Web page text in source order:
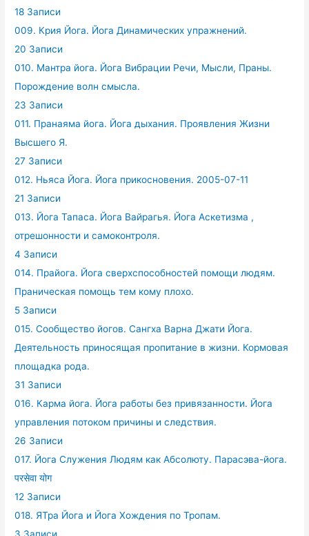
18 Записи
009. Крия Йога. Йога Динамических упражнений.
20 Записи
010. Мантра йога. Йога Вибрации Речи, Мысли, Праны.
Порождение волн смысла.
23 Записи
011. Пранаяма йога. Йога дыхания. Проявления Жизни
Высшего Я.
27 Записи
012. Ньяса Йога. Йога прикосновения. 2005-07-11
21 Записи
013. Йога Тапаса. Йога Вайрагья. Йога Аскетизма ,
отрешонности и самоконтроля.
4 Записи
014. Прайога. Йога сверхспособностей помощи людям.
Праническая помощь тем кому плохо.
5 Записи
015. Сообщество йогов. Сангха Варна Джати Йога.
Деятельность приносящая пропитание в жизни. Кормовая
площадка рода.
31 Записи
016. Карма йога. Йога работы без привязанности. Йога
управления потоком причины и следствия.
26 Записи
017. Йога Служения Людям как Абсолюту. Парасэва-йога.
परसेवा योग
12 Записи
018. ЯТра Йога и Йога Хождения по Тропам.